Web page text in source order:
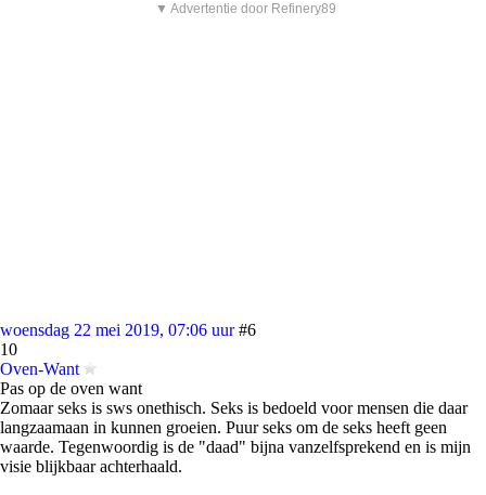
▼ Advertentie door Refinery89
woensdag 22 mei 2019, 07:06 uur #6
10
Oven-Want
Pas op de oven want
Zomaar seks is sws onethisch. Seks is bedoeld voor mensen die daar
langzaamaan in kunnen groeien. Puur seks om de seks heeft geen
waarde. Tegenwoordig is de "daad" bijna vanzelfsprekend en is mijn
visie blijkbaar achterhaald.